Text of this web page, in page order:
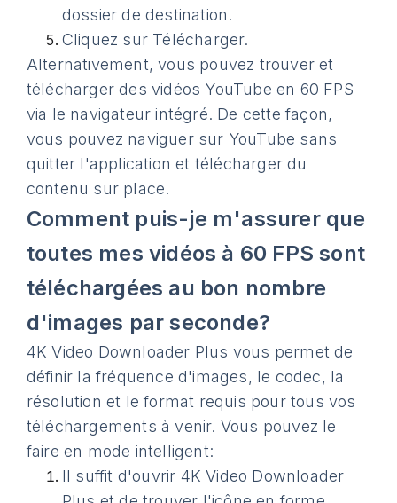
dossier de destination.
Cliquez sur Télécharger.
Alternativement, vous pouvez trouver et
télécharger des vidéos YouTube en 60 FPS
via le navigateur intégré. De cette façon,
vous pouvez naviguer sur YouTube sans
quitter l'application et télécharger du
contenu sur place.
Comment puis-je m'assurer que
toutes mes vidéos à 60 FPS sont
téléchargées au bon nombre
d'images par seconde?
4K Video Downloader Plus vous permet de
définir la fréquence d'images, le codec, la
résolution et le format requis pour tous vos
téléchargements à venir. Vous pouvez le
faire en mode intelligent:
Il suffit d'ouvrir 4K Video Downloader